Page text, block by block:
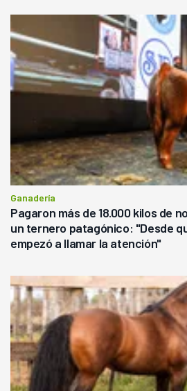
Ganadería
Pagaron más de 18.000 kilos de
un ternero patagónico: "Desde
empezó a llamar la atención"